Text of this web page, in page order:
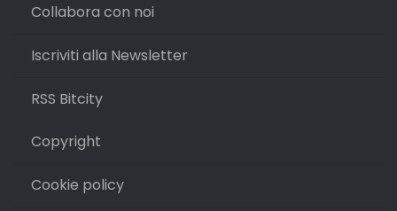
Collabora con noi
Iscriviti alla Newsletter
RSS Bitcity
Copyright
Cookie policy